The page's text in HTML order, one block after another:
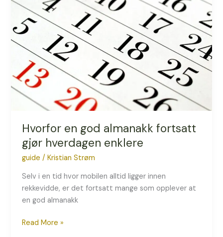
Hvorfor en god almanakk fortsatt
gjør hverdagen enklere
guide /Kristian Strøm
Selv i en tid hvor mobilen alltid ligger innen
rekkevidde, er det fortsatt mange som opplever at
en god almanakk
god
almanakk
fortsatt
hverdagen
enklere
Read More »